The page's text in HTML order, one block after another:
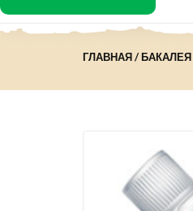
ГЛАВНАЯ БАКАЛЕЯ